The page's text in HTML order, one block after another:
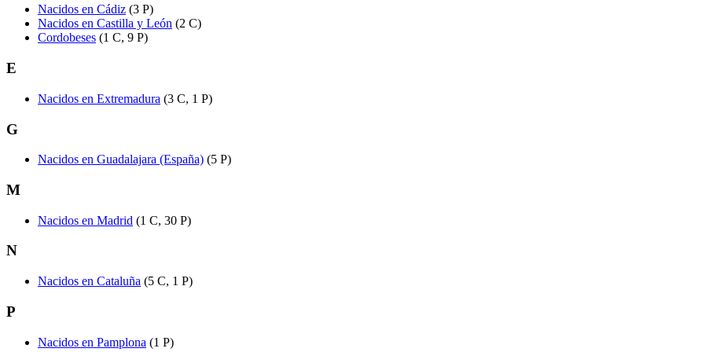
Nacidos en Cádiz (3 P)
Nacidos en Castilla y León (2 C)
Cordobeses (1 C, 9 P)
E
Nacidos en Extremadura (3 C, 1 P)
G
Nacidos en Guadalajara (España) (5 P)
M
Nacidos en Madrid (1 C, 30 P)
N
Nacidos en Cataluña (5 C, 1 P)
P
Nacidos en Pamplona (1 P)